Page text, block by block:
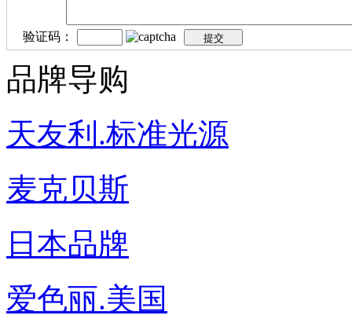
验证码：
品牌导购
天友利.标准光源
麦克贝斯
日本品牌
爱色丽.美国